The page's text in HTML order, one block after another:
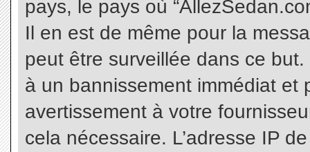
pays, le pays où
Il en est de même pour la
peut être surveillée dans ce
à un bannissement immédiat et
avertissement à votre
cela nécessaire. L’adresse IP